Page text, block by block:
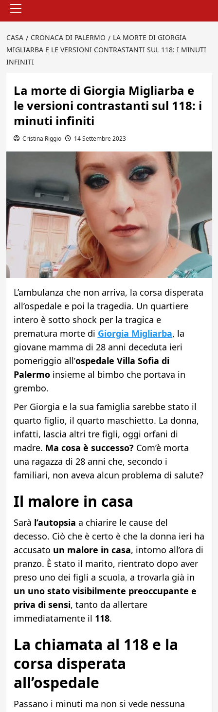
principale
CASA CRONACA DI PALERMO
LA MORTE DI GIORGIA
MIGLIARBA E LE VERSIONI CONTRASTANTI SUL 118: I MINUTI
INFINITI
La morte di Giorgia Migliarba e
le versioni contrastanti sul 118: i
minuti infiniti
Cristina Riggio 14 Settembre 2023
L’ambulanza che non arriva, la corsa disperata
all’ospedale e poi la tragedia. Un quartiere
intero è sotto shock per la tragica e
prematura morte di Giorgia Migliarba, la
giovane mamma di 28 anni deceduta ieri
pomeriggio all’ospedale Villa Sofia di
Palermoinsieme al bimbo che portava in
grembo.
Per Giorgia e la sua famiglia sarebbe stato il
quarto figlio, il quarto maschietto. La donna,
infatti, lascia altri tre figli, oggi orfani di
madre. Ma cosa è successo? Com’è morta
una ragazza di 28 anni che, secondo i
familiari, non aveva alcun problema di salute?
Il malore in casa
Sarà l’autopsia a chiarire le cause del
decesso. Ciò che è certo è che la donna ieri ha
accusato un malore in casa, intorno all’ora di
pranzo. È stato il marito, rientrato dopo aver
preso uno dei figli a scuola, a trovarla già in
un uno stato visibilmente preoccupante e
priva di sensi, tanto da allertare
immediatamente il 118.
La chiamata al 118 e la
corsa disperata
all’ospedale
Passano i minuti ma non si vede nessuna